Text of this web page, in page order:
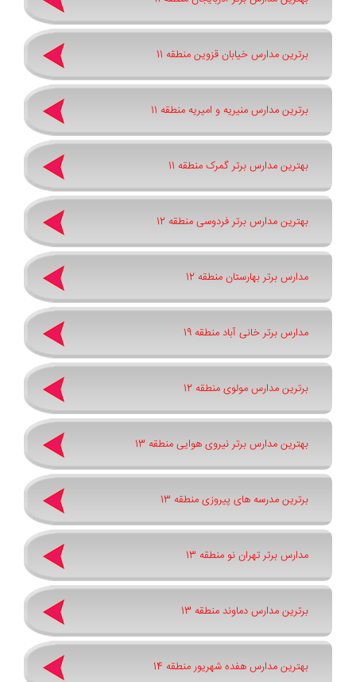
برترین مدارس خیابان قزوین منطقه 11
برترین مدارس منیریه و امیریه منطقه 11
بهترین مدارس برتر گمرک منطقه 11
بهترین مدارس برتر فردوسی منطقه 12
مدارس برتر بهارستان منطقه 12
مدارس برتر خانی آباد منطقه 19
برترین مدارس مولوی منطقه 12
بهترین مدارس برتر نیروی هوایی منطقه 13
برترین مدرسه های پیروزی منطقه 13
مدارس برتر تهران نو منطقه 13
برترین مدارس دماوند منطقه 13
بهترین مدارس هفده شهریور منطقه 14